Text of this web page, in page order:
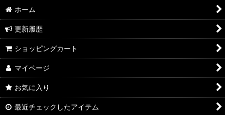
ホーム
更新履歴
ショッピングカート
マイページ
お気に入り
最近チェックしたアイテム